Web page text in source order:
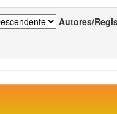
Autores/